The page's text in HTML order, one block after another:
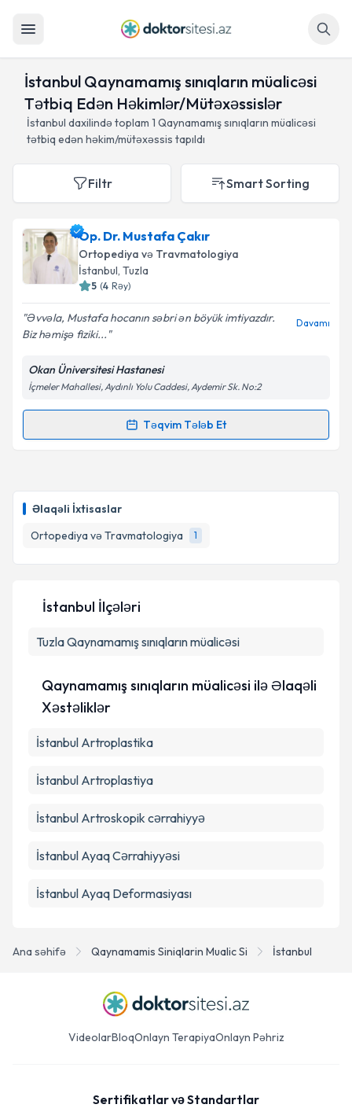
İstanbul Qaynamamış sınıqların müalicəsi
Tətbiq Edən Həkimlər/Mütəxəssislər
İstanbul daxilində toplam 1 Qaynamamış sınıqların müalicəsi
tətbiq edən həkim/mütəxəssis tapıldı
Əlaqəli İxtisaslar
Ortopediya və Travmatologiya
1
Filtr Smart Sorting
Op. Dr. Mustafa Çakır
Ortopediya və Travmatologiya
İstanbul, Tuzla
5 (4 Rəy)
Əvvəla, Mustafa hocanın səbri ən böyük imtiyazdır.
Biz həmişə fiziki...
Davamı
Okan Üniversitesi Hastanesi
İçmeler Mahallesi, Aydınlı Yolu Caddesi, Aydemir Sk. No:2
Təqvim Tələb Et
Randevu Təqvimi Tələbi
tələbi yaradın. Bu mütəxəssisdən randevu ala
biləcəyiniz təqvim hazır olduqda e-poçt ilə
məlumatlandırılacaqsınız.
E-poçt Ünvanınız
Şəxsi məlumatlarımın emal edilməsinə dair
edilməsinə razılıq verirəm.
Təqvim Tələbini Göndər
Ana səhifə Qaynamamis Siniqlarin Mualic Si İstanbul
İstanbul İlçələri
TuzlaQaynamamış sınıqların müalicəsi
Qaynamamış sınıqların müalicəsi ilə Əlaqəli
Xəstəliklər
İstanbul Artroplastika
İstanbul Artroplastiya
İstanbul Artroskopik cərrahiyyə
İstanbul Ayaq Cərrahiyyəsi
İstanbul Ayaq Deformasiyası
VideolarBloqOnlayn TerapiyaOnlayn Pəhriz
Sertifikatlar və Standartlar